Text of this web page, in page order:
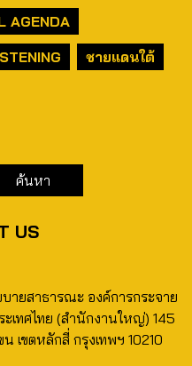
AGENDA
ชายแดนใต้
US
ายสาธารณะ องค์การกระจาย
เทศไทย (สำนักงานใหญ่) 145
เขตหลักสี่ กรุงเทพฯ 10210